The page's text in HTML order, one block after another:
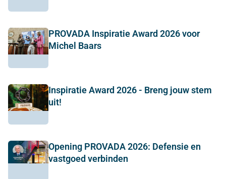
PROVADA Inspiratie Award 2026 voor
Michel Baars
Inspiratie Award 2026 - Breng jouw stem
uit!
Opening PROVADA 2026: Defensie en
vastgoed verbinden